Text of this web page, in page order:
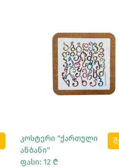
Სრულად Ნახვა
კოსტერი "ქართული
ანბანი"
ფასი: 12 ₾